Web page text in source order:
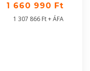
1 660 990 Ft
1 307 866 Ft + ÁFA